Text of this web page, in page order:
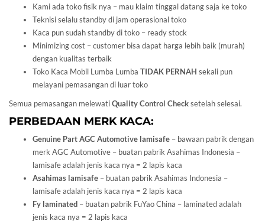
Kami ada toko fisik nya – mau klaim tinggal datang saja ke toko
Teknisi selalu standby di jam operasional toko
Kaca pun sudah standby di toko – ready stock
Minimizing cost – customer bisa dapat harga lebih baik (murah)
dengan kualitas terbaik
Toko Kaca Mobil Lumba Lumba TIDAK PERNAH sekali pun
melayani pemasangan di luar toko
Semua pemasangan melewatiQuality Control Checksetelah selesai.
PERBEDAAN MERK KACA:
Genuine Part AGC Automotive lamisafe – bawaan pabrik dengan
merk AGC Automotive – buatan pabrik Asahimas Indonesia –
lamisafe adalah jenis kaca nya = 2 lapis kaca
Asahimas lamisafe – buatan pabrik Asahimas Indonesia –
lamisafe adalah jenis kaca nya = 2 lapis kaca
Fy laminated – buatan pabrik FuYao China – laminated adalah
jenis kaca nya = 2 lapis kaca